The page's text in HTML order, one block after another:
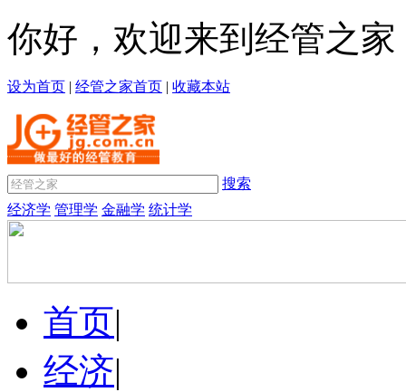
你好，欢迎来到经管之家
设为首页 | 经管之家首页 | 收藏本站
搜索
经济学 管理学 金融学 统计学
首页|
经济|